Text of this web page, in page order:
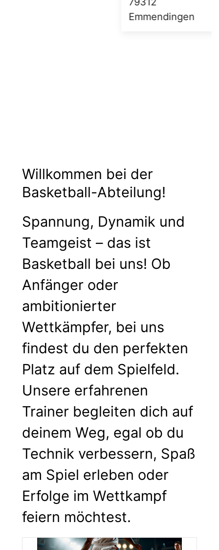
Emmendingen
Willkommen bei der
Basketball-Abteilung!
Spannung, Dynamik und
Teamgeist – das ist
Basketball bei uns! Ob
Anfänger oder
ambitionierter
Wettkämpfer, bei uns
findest du den perfekten
Platz auf dem Spielfeld.
Unsere erfahrenen
Trainer begleiten dich auf
deinem Weg, egal ob du
Technik verbessern, Spaß
am Spiel erleben oder
Erfolge im Wettkampf
feiern möchtest.